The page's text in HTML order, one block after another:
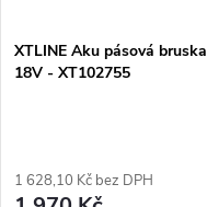
XTLINE Aku pásová bruska
18V - XT102755
1 628,10 Kč bez DPH